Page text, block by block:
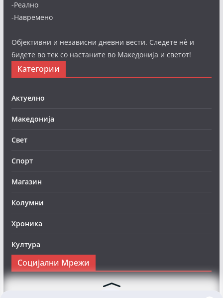
-Реално
-Навремено
Објективни и независни дневни вести. Следете нè и
бидете во тек со настаните во Македонија и светот!
Категории
Актуелно
Македонија
Свет
Спорт
Магазин
Колумни
Хроника
Култура
Социјални Мрежи